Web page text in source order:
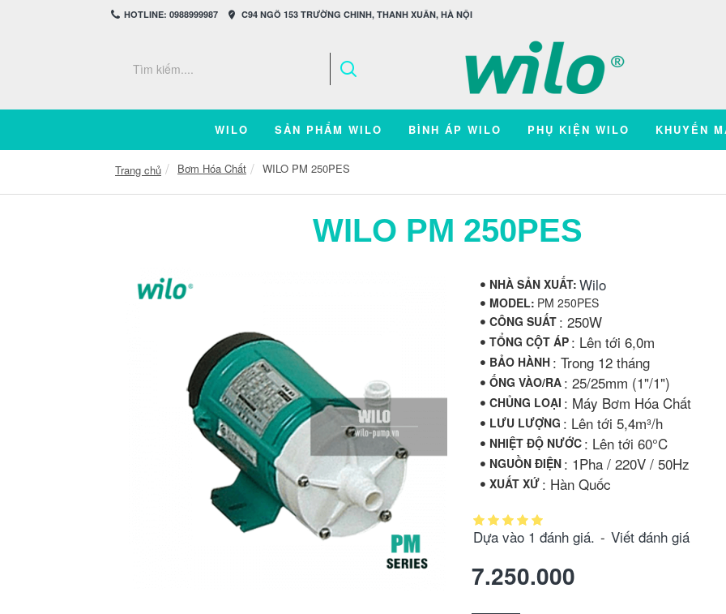
HOTLINE: 0988999987 C94 NGÕ 153 TRƯỜNG CHINH, THANH XUÂN, HÀ NỘI
WILO SẢN PHẨM WILO BÌNH ÁP WILO PHỤ KIỆN WILO KHUYẾN
Trang chủ Bơm Hóa Chất WILO PM 250PES
WILO PM 250PES
NHÀ SẢN XUẤT: Wilo
MODEL: PM 250PES
CÔNG SUẤT : 250W
TỔNG CỘT ÁP : Lên tới 6,0m
BẢO HÀNH : Trong 12 tháng
ỐNG VÀO/RA : 25/25mm (1"/1")
CHỦNG LOẠI : Máy Bơm Hóa Chất
LƯU LƯỢNG : Lên tới 5,4m³/h
NHIỆT ĐỘ NƯỚC : Lên tới 60°C
NGUỒN ĐIỆN : 1Pha / 220V / 50Hz
XUẤT XỨ : Hàn Quốc
Dựa vào 1 đánh giá. - Viết đánh giá
7.250.000